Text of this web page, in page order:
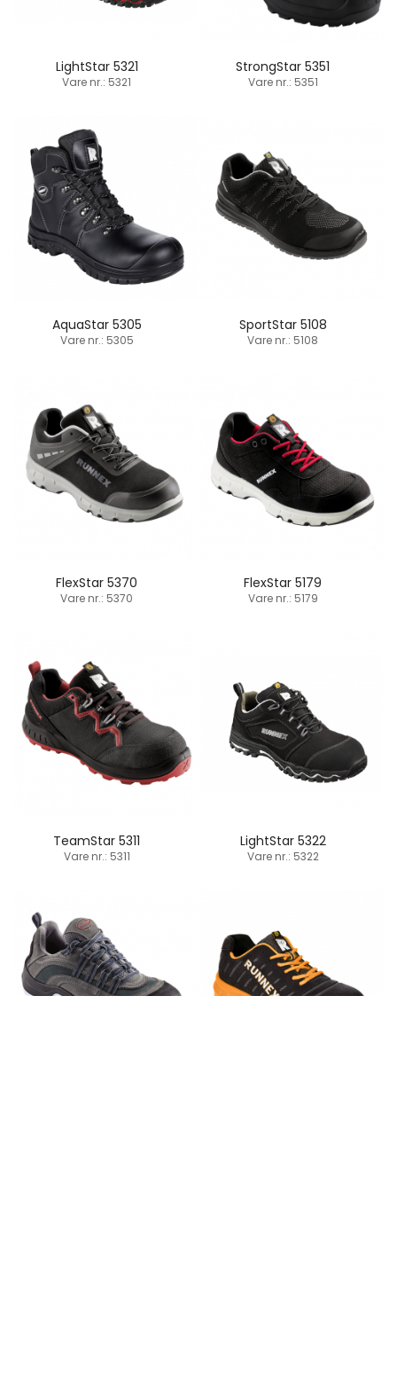
LightStar 5321
Vare nr.: 5321
StrongStar 5351
Vare nr.: 5351
AquaStar 5305
Vare nr.: 5305
SportStar 5108
Vare nr.: 5108
FlexStar 5370
Vare nr.: 5370
FlexStar 5179
Vare nr.: 5179
TeamStar 5311
Vare nr.: 5311
LightStar 5322
Vare nr.: 5322